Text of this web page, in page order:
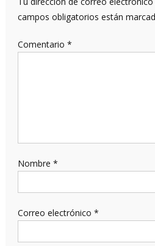
campos obligatorios están
Comentario *
Nombre *
Correo electrónico *